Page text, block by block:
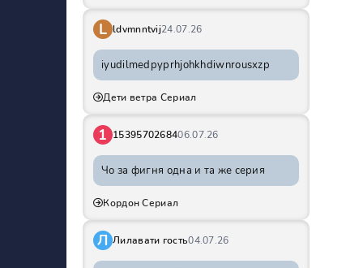
L ldvmnntvij24.07.26
iyudilmedpyprhjohkhdiwnrousxzp
Дети ветра Сериал
1 1539570268406.07.26
Чо за фигня одна и та же серия
Кордон Сериал
Л Лилавати гость04.07.26